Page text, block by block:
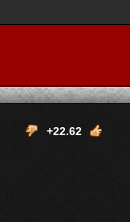
+22.62